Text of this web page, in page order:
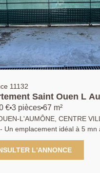
11132
Saint Ouen L
67.90 m²
€ 3 pièces 67 m²
L'AUMÔNE, CENTRE
Un emplacement idéal à 5 mn
d'un immeuble sécurisé
et confortable, offrant
L'ANNONCE